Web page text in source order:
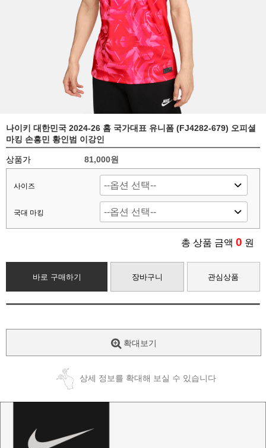
나이키 대한민국 2024-26 홈 국가대표 유니폼 (FJ4282-679) 오피셜
마킹 손흥민 황인범 이강인
상품가 81,000원
사이즈
국대 마킹
총 상품 금액 0 원
바로 구매하기 장바구니 관심상품
확대보기
상세 정보를 확대해 보실 수 있습니다